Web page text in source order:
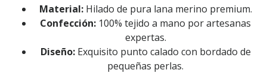
Material:Hilado de pura lana merino premium.
Confección: 100% tejido a mano por artesanas
expertas.
Diseño:Exquisito punto calado con bordado de
pequeñas perlas.